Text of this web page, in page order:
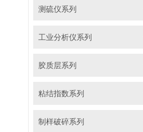
测硫仪系列
工业分析仪系列
胶质层系列
粘结指数系列
制样破碎系列